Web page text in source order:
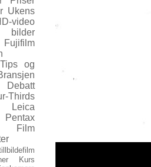
Ukens
video
bilder
Fujifilm
Tips og
Debatt
Thirds
Leica
Pentax
Film
Kurs